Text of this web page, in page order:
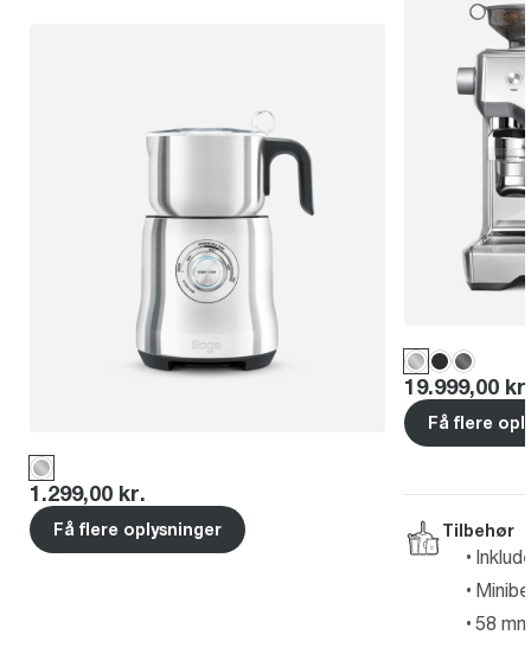
Price:
1.299,00 kr.
Få flere oplysninger
Price:
19.999,00 kr.
Få flere
Tilbehør
58